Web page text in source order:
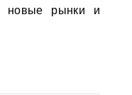
новые рынки и